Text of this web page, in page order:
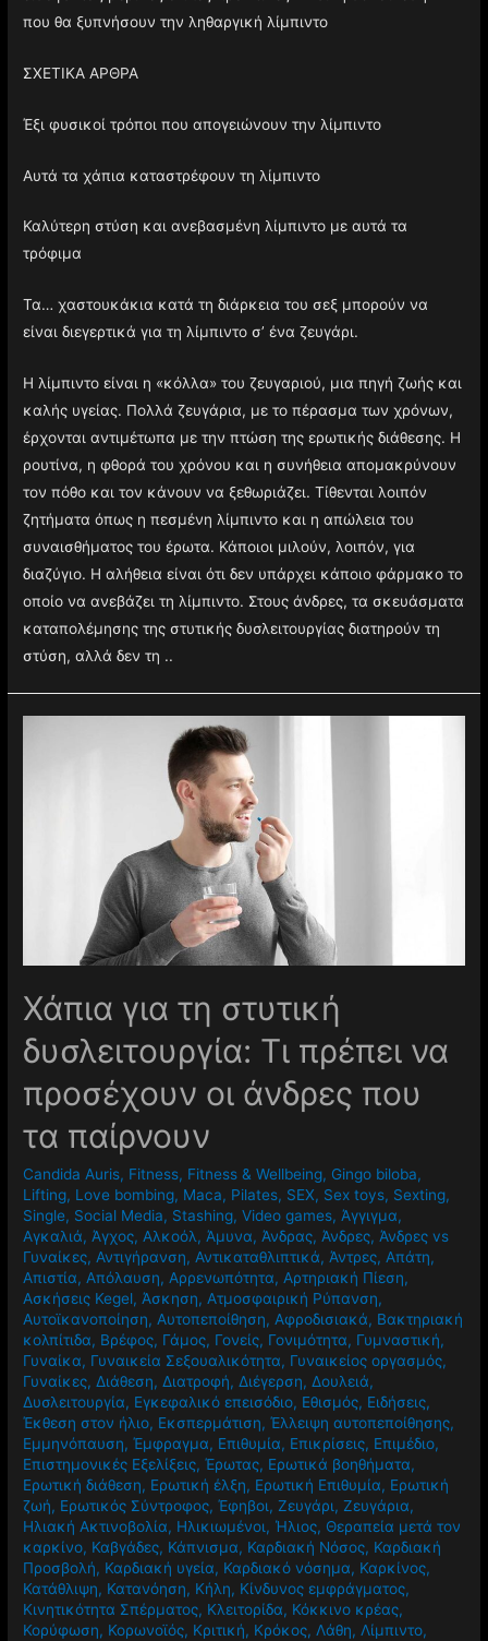
που θα ξυπνήσουν την ληθαργική λίμπιντο
ΣΧΕΤΙΚΑ ΑΡΘΡΑ
Έξι φυσικοί τρόποι που απογειώνουν την λίμπιντο
Αυτά τα χάπια καταστρέφουν τη λίμπιντο
Καλύτερη στύση και ανεβασμένη λίμπιντο με αυτά τα
τρόφιμα
Τα… χαστουκάκια κατά τη διάρκεια του σεξ μπορούν να
είναι διεγερτικά για τη λίμπιντο σ’ ένα ζευγάρι.
Η λίμπιντο είναι η «κόλλα» του ζευγαριού, μια πηγή ζωής και
καλής υγείας. Πολλά ζευγάρια, με το πέρασμα των χρόνων,
έρχονται αντιμέτωπα με την πτώση της ερωτικής διάθεσης. Η
ρουτίνα, η φθορά του χρόνου και η συνήθεια απομακρύνουν
τον πόθο και τον κάνουν να ξεθωριάζει. Τίθενται λοιπόν
ζητήματα όπως η πεσμένη λίμπιντο και η απώλεια του
συναισθήματος του έρωτα. Κάποιοι μιλούν, λοιπόν, για
διαζύγιο. Η αλήθεια είναι ότι δεν υπάρχει κάποιο φάρμακο το
οποίο να ανεβάζει τη λίμπιντο. Στους άνδρες, τα σκευάσματα
καταπολέμησης της στυτικής δυσλειτουργίας διατηρούν τη
στύση, αλλά δεν τη ..
Χάπια για τη στυτική
δυσλειτουργία: Τι πρέπει να
προσέχουν οι άνδρες που
τα παίρνουν
Candida Auris, Fitness, Fitness & Wellbeing, Gingo biloba,
Lifting, Love bombing, Maca, Pilates, SEX, Sex toys, Sexting,
Single, Social Media, Stashing,Video games, Άγγιγμα,
Αγκαλιά, Άγχος, Αλκοόλ, Άμυνα, Άνδρας, Άνδρες, Άνδρες vs
Γυναίκες, Αντιγήρανση, Αντικαταθλιπτικά, Άντρες, Απάτη,
Απιστία, Απόλαυση, Αρρενωπότητα, Αρτηριακή Πίεση,
Ασκήσεις Kegel, Άσκηση, Ατμοσφαιρική Ρύπανση,
Αυτοϊκανοποίηση, Αυτοπεποίθηση, Αφροδισιακά, Βακτηριακή
κολπίτιδα, Βρέφος, Γάμος, Γονείς, Γονιμότητα, Γυμναστική,
Γυναίκα, Γυναικεία Σεξουαλικότητα, Γυναικείος οργασμός,
Γυναίκες, Διάθεση, Διατροφή, Διέγερση, Δουλειά,
Δυσλειτουργία, Εγκεφαλικό επεισόδιο, Εθισμός, Ειδήσεις,
Έκθεση στον ήλιο, Εκσπερμάτιση,Έλλειψη αυτοπεποίθησης,
Εμμηνόπαυση,Έμφραγμα, Επιθυμία, Επικρίσεις, Επιμέδιο,
Επιστημονικές Εξελίξεις,Έρωτας, Ερωτικά βοηθήματα,
Ερωτική διάθεση, Ερωτική έλξη, Ερωτική Επιθυμία, Ερωτική
ζωή, Ερωτικός Σύντροφος,Έφηβοι,Ζευγάρι,Ζευγάρια,
Ηλιακή Ακτινοβολία, Ηλικιωμένοι, Ήλιος, Θεραπεία μετά τον
καρκίνο, Καβγάδες, Κάπνισμα, Καρδιακή Νόσος, Καρδιακή
Προσβολή, Καρδιακή υγεία, Καρδιακό νόσημα, Καρκίνος,
Κατάθλιψη, Κατανόηση, Κήλη, Κίνδυνος εμφράγματος,
Κινητικότητα Σπέρματος, Κλειτορίδα, Κόκκινο κρέας,
Κορύφωση, Κορωνοϊός, Κριτική, Κρόκος, Λάθη, Λίμπιντο,